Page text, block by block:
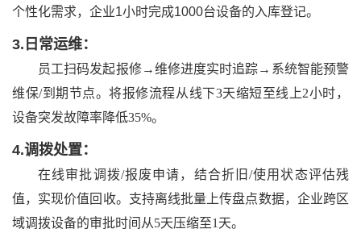
个性化需求， 企业1小时完成1000台设备的入库登记。
3. 日常运维：
员工扫码发起报修→维修进度实时追踪→系统智能预警
维保/到期节点。将报修流程从线下3天缩短至线上2小时，
设备突发故障率降低35%。
4.调拨处置：
在线审批调拨/报废申请，结合折旧/使用状态评估残
值，实现价值回收。支持离线批量上传盘点数据，企业跨区
域调拨设备的审批时间从5天压缩至1天。